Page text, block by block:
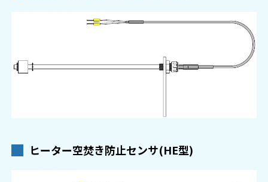
ヒーター空焚き防止センサ(HE型)